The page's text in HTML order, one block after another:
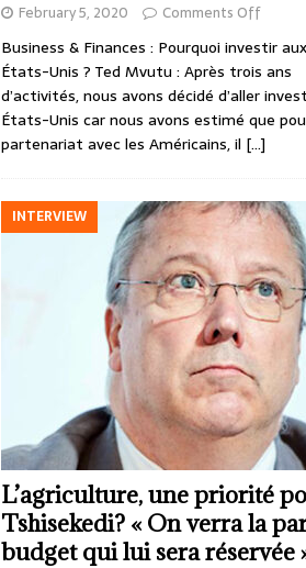
February 5, 2020 Comments Off
Business & Finances : Pourquoi investir aux
États-Unis ? Ted Mvutu : Après trois ans
d’activités, nous avons décidé d’aller
États-Unis car nous avons estimé que
partenariat avec les Américains, il […]
INTERVIEW
L’agriculture, une priorité
Tshisekedi? « On verra la
budget qui lui sera réservée